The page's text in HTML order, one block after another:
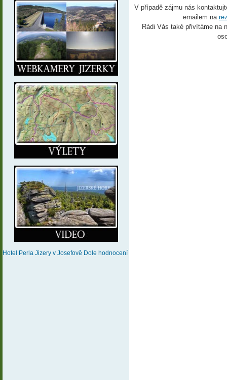
Hotel Perla Jizery v Josefově Dole hodnocení
V případě zájmu nás
emailem na
Rádi Vás také přivítáme na